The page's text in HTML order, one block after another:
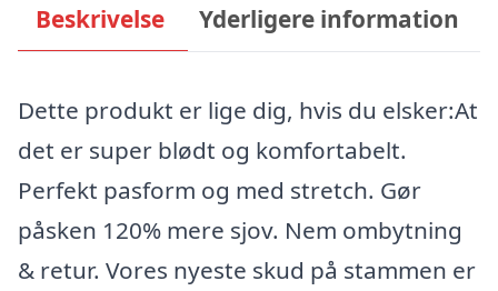
Beskrivelse Yderligere information
Dette produkt er lige dig, hvis du elsker:At
det er super blødt og komfortabelt.
Perfekt pasform og med stretch. Gør
påsken 120% mere sjov. Nem ombytning
& retur. Vores nyeste skud på stammen er